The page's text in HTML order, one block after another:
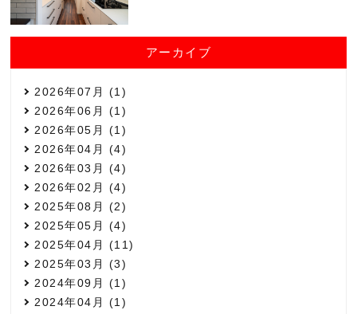
アーカイブ
2026年07月 (1)
2026年06月 (1)
2026年05月 (1)
2026年04月 (4)
2026年03月 (4)
2026年02月 (4)
2025年08月 (2)
2025年05月 (4)
2025年04月 (11)
2025年03月 (3)
2024年09月 (1)
2024年04月 (1)